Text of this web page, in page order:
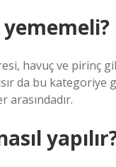
havuç ve pirinç
da bu